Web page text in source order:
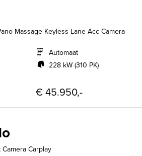
Massage Keyless Lane Acc Camera
Automaat
228 kW (310 PK)
€ 45.950,-
Carplay